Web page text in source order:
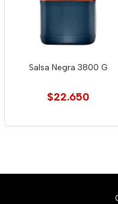
Salsa Negra 3800 G
$22.650